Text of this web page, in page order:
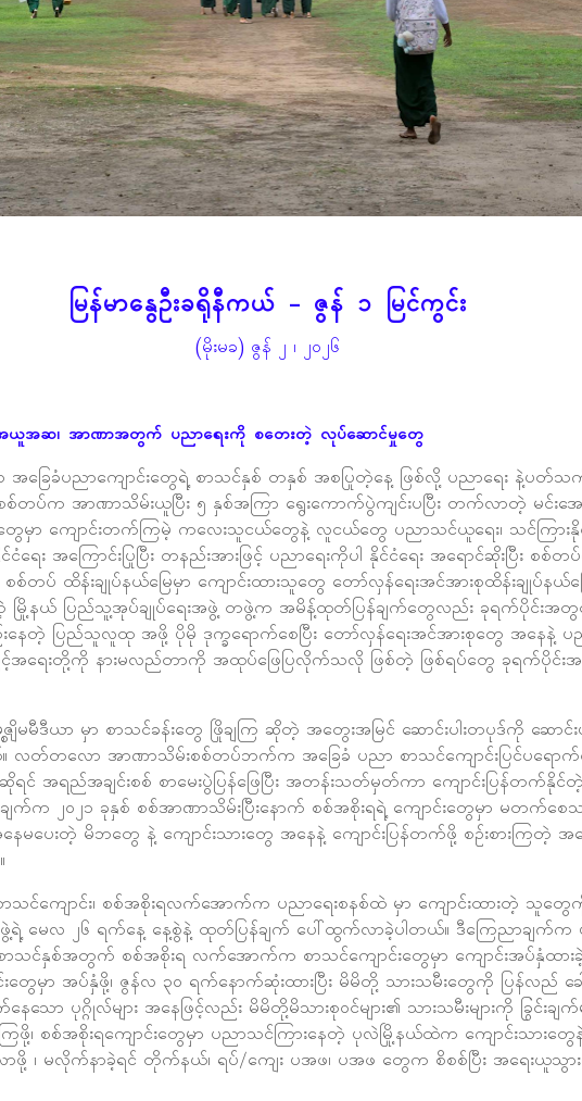
မြန်မာနွေဦးခရိုနီကယ် - ဇွန် ၁ မြင်ကွင်း
(မိုးမခ) ဇွန် ၂ ၊ ၂၀၂၆
အယူအဆ၊ အာဏာအတွက် ပညာရေးကို စတေးတဲ့ လုပ်ဆောင်မှုတွေ
အခြေခံပညာကျောင်းတွေရဲ့ စာသင်နှစ် တနှစ် အစပြုတဲ့နေ့ ဖြစ်လို့ ပညာရေး နဲ့ပ
စစ်တပ်က အာဏာသိမ်းယူပြီး ၅ နှစ်အကြာ ရွေးကောက်ပွဲကျင်းပပြီး တက်လာတဲ့ မင်းအ
ေမှာ ကျောင်းတက်ကြမဲ့ ကလေးသူငယ်တွေနဲ့ လူငယ်တွေ ပညာသင်ယူရေး၊ သင်ကြာ
အကြောင်းပြုပြီး တနည်းအားဖြင့် ပညာရေးကိုပါ နိုင်ငံရေး အရောင်ဆိုးပြီး စစ်တပ်
စ်တပ် ထိန်းချုပ်နယ်မြေမှာ ကျောင်းထားသူတွေ တော်လှန်ရေးအင်အားစုထိန်းချုပ်နယ်မ
မြို့နယ် ပြည်သူ့အုပ်ချုပ်ရေးအဖွဲ့ တဖွဲ့က အမိန့်ထုတ်ပြန်ချက်တွေလည်း ခုရက်ပိုင်းအ
တဲ့ ပြည်သူလူထု အဖို့ ပိုမို ဒုက္ခရောက်စေပြီး တော်လှန်ရေးအင်အားစုတွေ အနေနဲ့ ပည
အရေးတို့ကို နားမလည်တာကို အထုပ်ဖြေပြလိုက်သလို ဖြစ်တဲ့ ဖြစ်ရပ်တွေ ခုရက်ပိုင်း
ျိမမီဒီယာ မှာ စာသင်ခန်းတွေ ဖြိုချကြ ဆိုတဲ့ အတွေးအမြင် ဆောင်းပါးတပုဒ်ကို ဆောင်းပ
လတ်တလော အာဏာသိမ်းစစ်တပ်ဘက်က အခြေခံ ပညာ စာသင်ကျောင်းပြင်ပရောက်
င် အရည်အချင်းစစ် စာမေးပွဲပြန်ဖြေပြီး အတန်းသတ်မှတ်ကာ ကျောင်းပြန်တက်နိုင်တဲ့
က ၂၀၂၁ ခုနှစ် စစ်အာဏာသိမ်းပြီးနောက် စစ်အစိုးရရဲ့ ကျောင်းတွေမှာ မတက်စေသ
ပေးတဲ့ မိဘတွေ နဲ့ ကျောင်းသားတွေ အနေနဲ့ ကျောင်းပြန်တက်ဖို့ စဥ်းစားကြတဲ့ အ
င်ကျောင်း၊ စစ်အစိုးရလက်အောက်က ပညာရေးစနစ်ထဲ မှာ ကျောင်းထားတဲ့ သူတွေ
မေလ ၂၆ ရက်နေ့ နေ့စွဲနဲ့ ထုတ်ပြန်ချက် ပေါ်ထွက်လာခဲ့ပါတယ်။ ဒီကြေညာချက်က
နှစ်အတွက် စစ်အစိုးရ လက်အောက်က စာသင်ကျောင်းတွေမှာ ကျောင်းအပ်နှံထားခဲ့
င်းတွေမှာ အပ်နှံဖို့၊ ဇွန်လ ၃၀ ရက်နောက်ဆုံးထားပြီး မိမိတို့ သားသမီးတွေကို ပြန်လည်
နေသော ပုဂ္ဂိုလ်များ အနေဖြင့်လည်း မိမိတို့မိသားစုဝင်များ၏ သားသမီးများကို ခြွင်း
ကြဖို့၊ စစ်အစိုးရကျောင်းတွေမှာ ပညာသင်ကြားနေတဲ့ ပုလဲမြို့နယ်ထဲက ကျောင်းသား
မလာဖို့ ၊ မလိုက်နာခဲ့ရင် တိုက်နယ်၊ ရပ်/ကျေး ပအဖ၊ ပအဖ တွေက စိစစ်ပြီး အရေးယူသွာ